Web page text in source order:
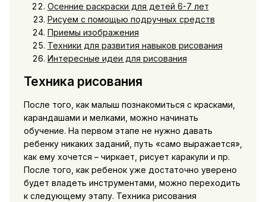
Осенние раскраски для детей 6-7 лет
Рисуем с помощью подручных средств
Приемы изображения
Техники для развития навыков рисования
Интересные идеи для рисования
Техника рисования
После того, как малыш познакомиться с красками,
карандашами и мелками, можно начинать
обучение. На первом этапе не нужно давать
ребенку никаких заданий, путь «само выражается»,
как ему хочется – чиркает, рисует каракули и пр.
После того, как ребенок уже достаточно уверено
будет владеть инструментами, можно переходить
к следующему этапу. Техника рисования